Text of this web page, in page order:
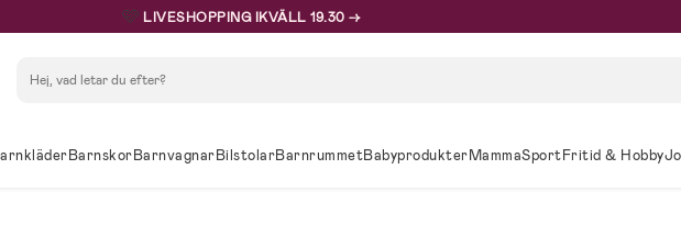
🩷 LIVESHOPPING IKVÄLL 19.30 →
BarnskorBarnvagnarBilstolarBarnrummetBabyprodukterMammaSportFritid & Hobby